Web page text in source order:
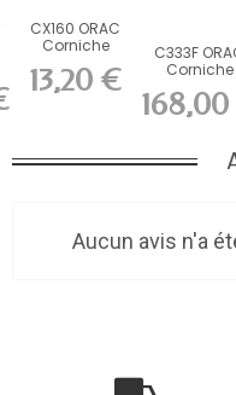
CX160 ORAC
Corniche
Durofoam
L200 x H1,3
x...
13,20 €
C333F
Corniche
flexible Flex
x...
Aucun avis n'a